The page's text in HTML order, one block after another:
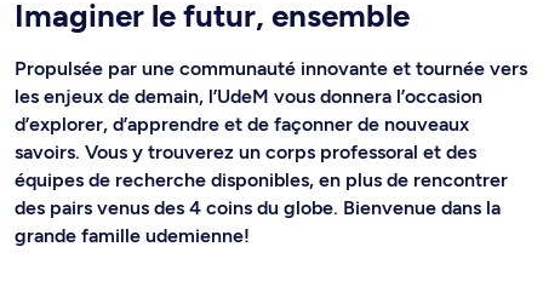
Imaginer le futur, ensemble
Propulsée par une communauté innovante et tournée vers
les enjeux de demain, l’UdeM vous donnera l’occasion
d’explorer, d’apprendre et de façonner de nouveaux
savoirs. Vous y trouverez un corps professoral et des
équipes de recherche disponibles, en plus de rencontrer
des pairs venus des 4 coins du globe. Bienvenue dans la
grande famille udemienne!